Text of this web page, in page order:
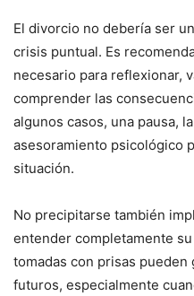
El divorcio no debería ser
crisis puntual. Es
necesario para reflexionar,
comprender las
algunos casos, una pausa,
asesoramiento psicológico
situación.
No precipitarse también
entender completamente
tomadas con prisas
futuros, especialmente